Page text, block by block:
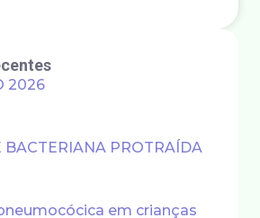
2026
BACTERIANA PROTRAÍDA
em crianças